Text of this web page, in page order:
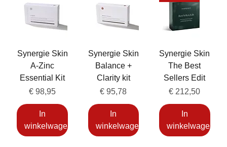
Synergie Skin
A-Zinc
Essential Kit
Prijs
€ 98,95
In
winkelwagen
Synergie Skin
Balance +
Clarity kit
Prijs
€ 95,78
In
winkelwagen
Synergie Skin
The Best
Sellers Edit
Prijs
€ 212,50
In
winkelwagen